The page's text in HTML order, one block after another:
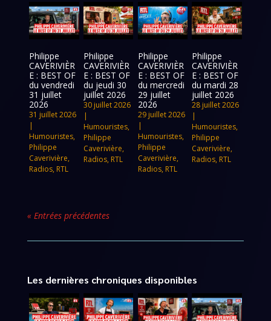
Philippe
CAVERIVIÈR
E : BEST OF
du vendredi
31 juillet
2026
31 juillet 2026
|
Humouristes,
Philippe
Caverivière,
Radios, RTL
Philippe
CAVERIVIÈR
E : BEST OF
du jeudi 30
juillet 2026
30 juillet 2026
|
Humouristes,
Philippe
Caverivière,
Radios, RTL
Philippe
CAVERIVIÈR
E : BEST OF
du mercredi
29 juillet
2026
29 juillet 2026
|
Humouristes,
Philippe
Caverivière,
Radios, RTL
Philippe
CAVERIVIÈR
E : BEST OF
du mardi 28
juillet 2026
28 juillet 2026
|
Humouristes,
Philippe
Caverivière,
Radios, RTL
« Entrées précédentes
Les dernières chroniques disponibles